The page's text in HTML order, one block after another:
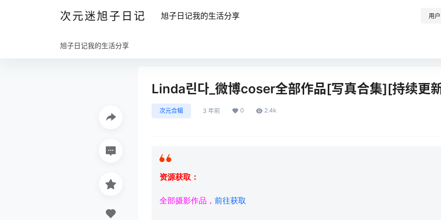
次元迷旭子日记 旭子日记我的生活分享 用户
旭子日记我的生活分享
Linda린다_微博coser全部作品[写真合集][持续更
次元合辑 3 年前 0 2.4k
资源获取：
全部摄影作品， 前往获取